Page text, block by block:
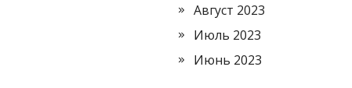
Август 2023
Июль 2023
Июнь 2023